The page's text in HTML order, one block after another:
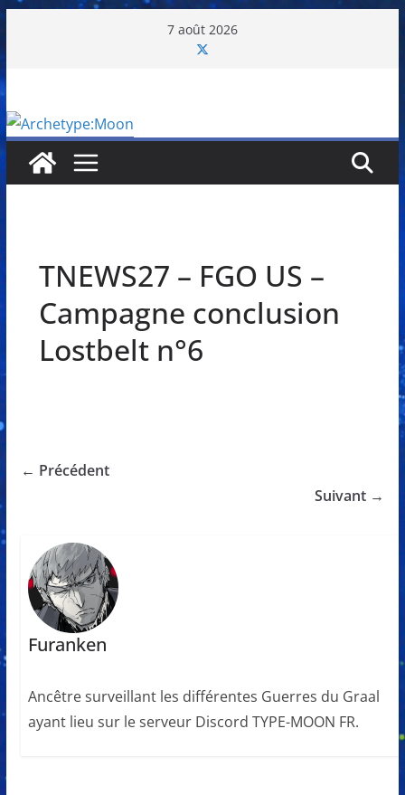
7 août 2026
TNEWS27 – FGO US –
Campagne conclusion
Lostbelt n°6
← Précédent
Suivant →
Furanken
Ancêtre surveillant les différentes Guerres du Graal
ayant lieu sur le serveur Discord TYPE-MOON FR.